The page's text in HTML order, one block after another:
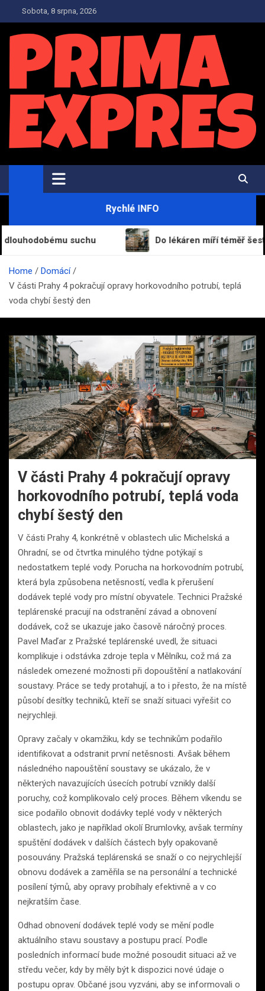
to
content
Sobota, 8 srpna, 2026
PrimaExpres.cz
Informační magazín a novinky
Rychlé INFO
suchu Do lékáren míří téměř šest tisíc
Home
Domácí
V části Prahy 4 pokračují opravy horkovodního potrubí, teplá
voda chybí šestý den
V části Prahy 4 pokračují opravy
horkovodního potrubí, teplá voda
chybí šestý den
V části Prahy 4, konkrétně v oblastech ulic Michelská a
Ohradní, se od čtvrtka minulého týdne potýkají s
nedostatkem teplé vody. Porucha na horkovodním potrubí,
která byla způsobena netěsností, vedla k přerušení
dodávek teplé vody pro místní obyvatele. Technici Pražské
teplárenské pracují na odstranění závad a obnovení
dodávek, což se ukazuje jako časově náročný proces.
Pavel Maďar z Pražské teplárenské uvedl, že situaci
komplikuje i odstávka zdroje tepla v Mělníku, což má za
následek omezené možnosti při dopouštění a natlakování
soustavy. Práce se tedy protahují, a to i přesto, že na místě
působí desítky techniků, kteří se snaží situaci vyřešit co
nejrychleji.
Opravy začaly v okamžiku, kdy se technikům podařilo
identifikovat a odstranit první netěsnosti. Avšak během
následného napouštění soustavy se ukázalo, že v
některých navazujících úsecích potrubí vznikly další
poruchy, což komplikovalo celý proces. Během víkendu se
sice podařilo obnovit dodávky teplé vody v některých
oblastech, jako je například okolí Brumlovky, avšak termíny
spuštění dodávek v dalších částech byly opakovaně
posouvány. Pražská teplárenská se snaží o co nejrychlejší
obnovu dodávek a zaměřila se na personální a technické
posílení týmů, aby opravy probíhaly efektivně a v co
nejkratším čase.
Odhad obnovení dodávek teplé vody se mění podle
aktuálního stavu soustavy a postupu prací. Podle
posledních informací bude možné posoudit situaci až ve
středu večer, kdy by měly být k dispozici nové údaje o
postupu oprav. Občané jsou vyzváni, aby se informovali o